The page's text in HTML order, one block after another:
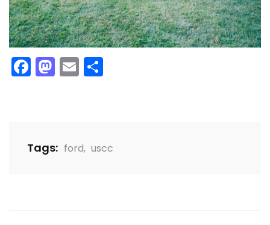
Facebook
Mastodon
Email
Tags: ford, uscc